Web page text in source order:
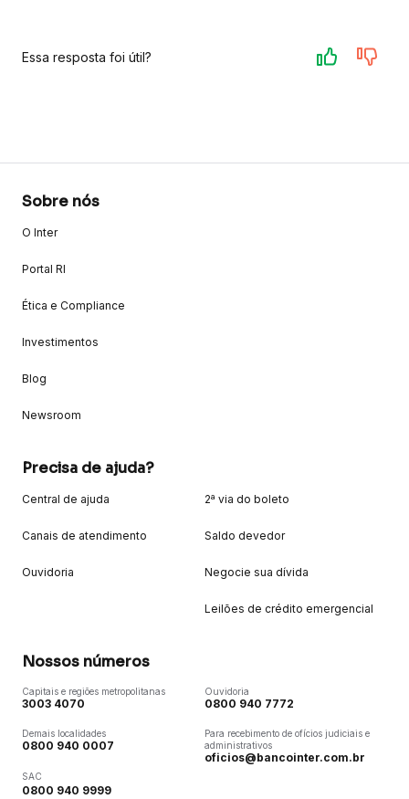
Essa resposta foi útil?
Sobre nós
O Inter
Portal RI
Ética e Compliance
Investimentos
Blog
Newsroom
Precisa de ajuda?
Central de ajuda
Canais de atendimento
Ouvidoria
2ª via do boleto
Saldo devedor
Negocie sua dívida
Leilões de crédito emergencial
Nossos números
Capitais e regiões metropolitanas
3003 4070
Demais localidades
0800 940 0007
SAC
0800 940 9999
Ouvidoria
0800 940 7772
Para recebimento de ofícios judiciais e
administrativos
oficios@bancointer.com.br